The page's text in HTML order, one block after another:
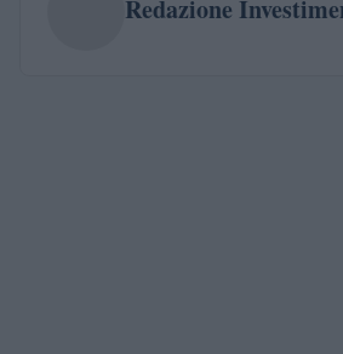
Redazione